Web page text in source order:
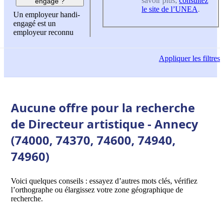
Un employeur handi-
engagé est un
employeur reconnu
le site de l’UNEA.
Appliquerles filtres
Aucune offre pour la recherche
de Directeur artistique - Annecy
(74000, 74370, 74600, 74940,
74960)
Voici quelques conseils : essayez d’autres mots clés, vérifiez
l’orthographe ou élargissez votre zone géographique de
recherche.